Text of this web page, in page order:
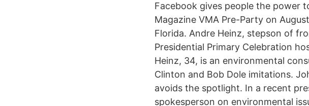
Facebook gives people the power
Magazine VMA Pre-Party on
Florida. Andre Heinz, stepson of
Presidential Primary Celebration
Heinz, 34, is an environmental
Clinton and Bob Dole imitations.
avoids the spotlight. In a recent
spokesperson on environmental